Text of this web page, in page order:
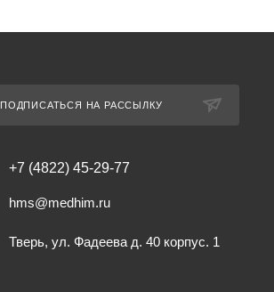
ПОДПИСАТЬСЯ НА РАССЫЛКУ
+7 (4822) 45-29-77
hms@medhim.ru
Тверь, ул. Фадеева д. 40 корпус. 1